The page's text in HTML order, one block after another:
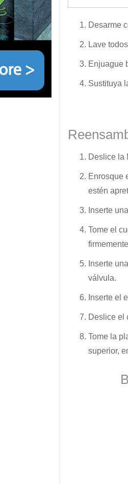
Desarme
Lave
Enjuague
Sustituya
Deslice la
Enrosque
estén
Inserte
Tome el
Inserte
válvula.
Inserte el
Deslice el
Tome la
superior,